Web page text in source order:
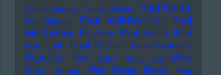
Patrick Wagner Patrick Walden Patti Smith
Paul Heaton Paul Kalkbrenner
Paul
McCartney Paul Nero Paul Simon Paul
van Dyk Paul Weller Paula Hartmann
Peaches Pearl Jam Peggy Gou
Pere
Ubu
Perrecy Pet Shop Boys
Pete